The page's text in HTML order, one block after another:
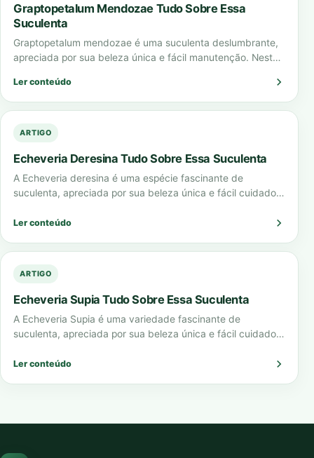
Graptopetalum Mendozae Tudo Sobre Essa
Suculenta
Graptopetalum mendozae é uma suculenta deslumbrante,
apreciada por sua beleza única e fácil manutenção. Neste
Ler conteúdo
ARTIGO
Echeveria Deresina Tudo Sobre Essa Suculenta
A Echeveria deresina é uma espécie fascinante de
suculenta, apreciada por sua beleza única e fácil cuidado.
Ler conteúdo
ARTIGO
Echeveria Supia Tudo Sobre Essa Suculenta
A Echeveria Supia é uma variedade fascinante de
suculenta, apreciada por sua beleza única e fácil cuidado.
Ler conteúdo